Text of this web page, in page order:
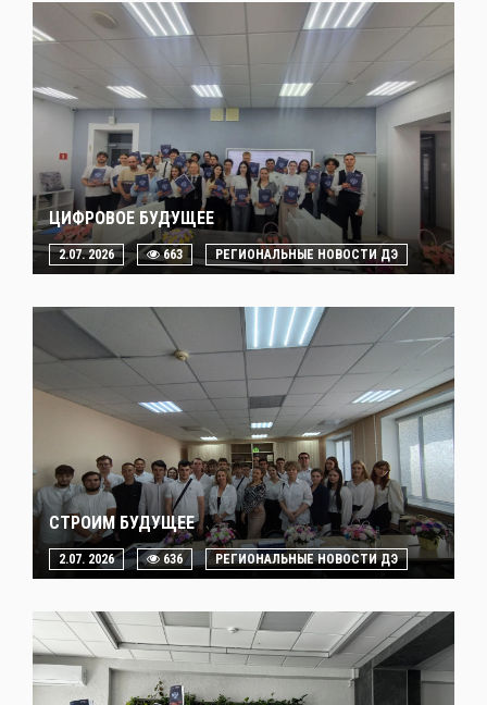
ЦИФРОВОЕ БУДУЩЕЕ
2.07. 2026 663 РЕГИОНАЛЬНЫЕ НОВОСТИ ДЭ
СТРОИМ БУДУЩЕЕ
2.07. 2026 636 РЕГИОНАЛЬНЫЕ НОВОСТИ ДЭ